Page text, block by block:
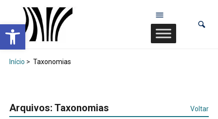
Abrir a barra de ferramentas
Início > Taxonomias
Arquivos: Taxonomias Voltar